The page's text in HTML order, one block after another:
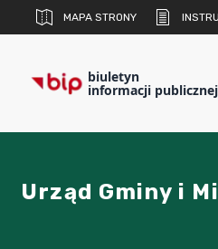
MAPA STRONY
biuletyn
informacji publicznej
Urząd Gminy i